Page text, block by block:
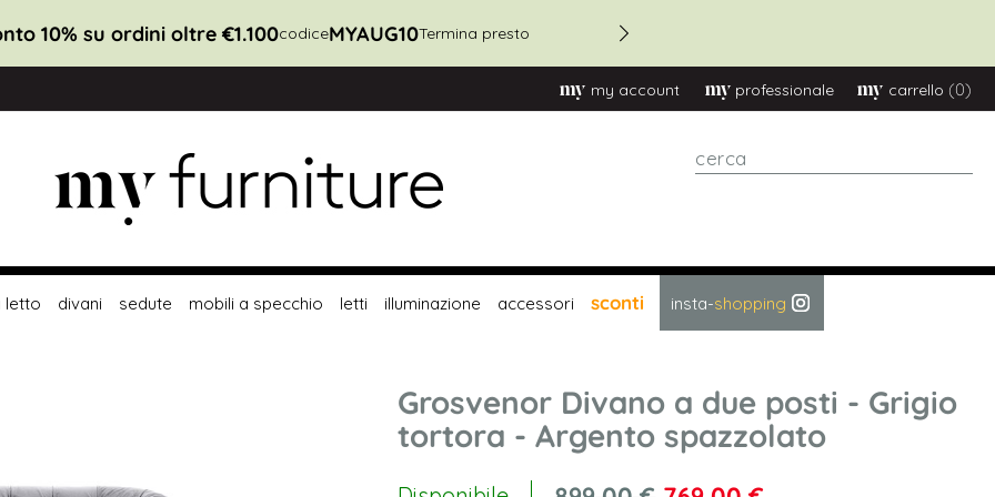
10% su ordini oltre €1.100codiceMYAUG10Termina presto
my account professionale carrello (0)
cerca
letto divani sedute mobili a specchio letti illuminazione accessori sconti insta-shopping
Grosvenor Divano a due posti - Grigio
tortora - Argento spazzolato